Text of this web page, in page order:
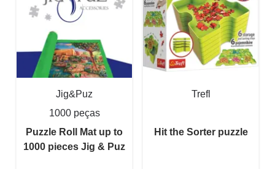
Jig&Puz
1000 peças
Puzzle Roll Mat up to
1000 pieces Jig & Puz
Trefl
Hit the Sorter puzzle